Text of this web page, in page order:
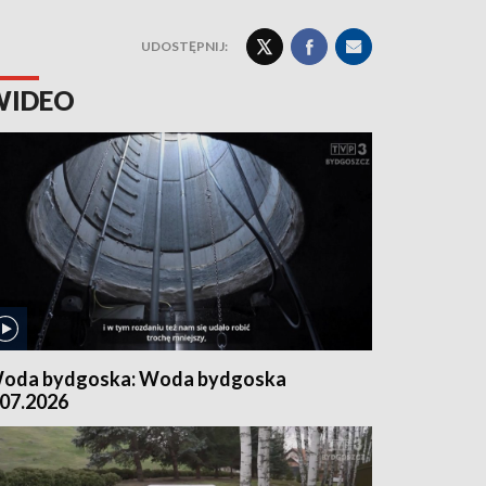
UDOSTĘPNIJ:
bydgoska: Woda bydgoska